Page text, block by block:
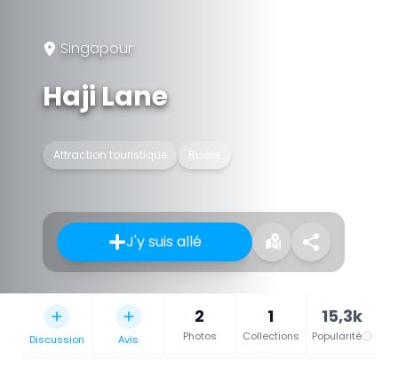
Singapour
Haji Lane
Attraction touristique Ruelle
J'y suis allé
Discussion Avis
2
Photos
1
Collections
15,3k
Popularité